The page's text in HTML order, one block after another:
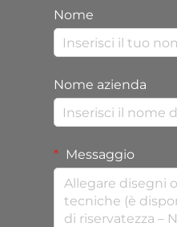
Nome
Nome azienda
Messaggio